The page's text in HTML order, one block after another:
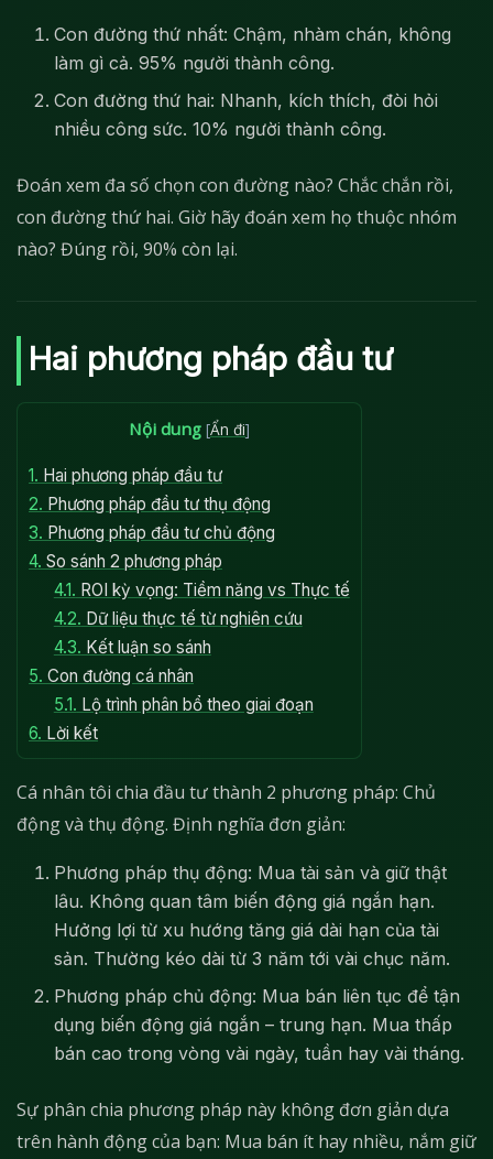
Con đường thứ nhất: Chậm, nhàm chán, không
làm gì cả. 95% người thành công.
Con đường thứ hai: Nhanh, kích thích, đòi hỏi
nhiều công sức. 10% người thành công.
Đoán xem đa số chọn con đường nào? Chắc chắn rồi,
con đường thứ hai. Giờ hãy đoán xem họ thuộc nhóm
nào? Đúng rồi, 90% còn lại.
Hai phương pháp đầu tư
Nội dung [Ẩn đi]
1. Hai phương pháp đầu tư
2. Phương pháp đầu tư thụ động
3. Phương pháp đầu tư chủ động
4. So sánh 2 phương pháp
4.1. ROI kỳ vọng: Tiềm năng vs Thực tế
4.2. Dữ liệu thực tế từ nghiên cứu
4.3. Kết luận so sánh
5. Con đường cá nhân
5.1. Lộ trình phân bổ theo giai đoạn
6. Lời kết
Cá nhân tôi chia đầu tư thành 2 phương pháp: Chủ
động và thụ động. Định nghĩa đơn giản:
Phương pháp thụ động: Mua tài sản và giữ thật
lâu. Không quan tâm biến động giá ngắn hạn.
Hưởng lợi từ xu hướng tăng giá dài hạn của tài
sản. Thường kéo dài từ 3 năm tới vài chục năm.
Phương pháp chủ động: Mua bán liên tục để tận
dụng biến động giá ngắn – trung hạn. Mua thấp
bán cao trong vòng vài ngày, tuần hay vài tháng.
Sự phân chia phương pháp này không đơn giản dựa
trên hành động của bạn: Mua bán ít hay nhiều, nắm giữ